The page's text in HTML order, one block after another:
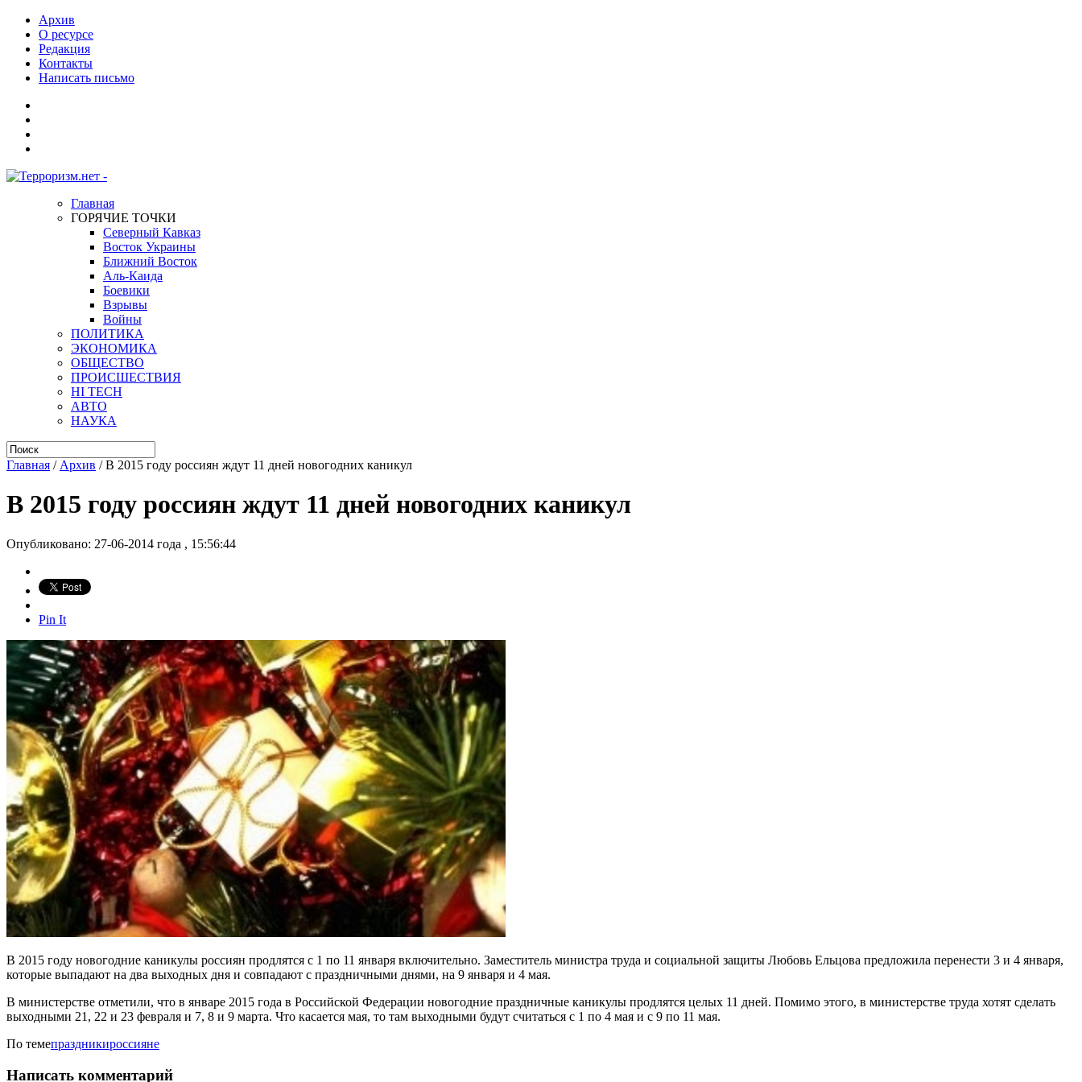
Архив
О ресурсе
Редакция
Контакты
Написать письмо
Главная
ГОРЯЧИЕ ТОЧКИ
Северный Кавказ
Восток Украины
Ближний Восток
Аль-Каида
Боевики
Взрывы
Войны
ПОЛИТИКА
ЭКОНОМИКА
ОБЩЕСТВО
ПРОИСШЕСТВИЯ
HI TECH
АВТО
НАУКА
Главная / Архив /В 2015 году россиян ждут 11 дней новогодних каникул
В 2015 году россиян ждут 11 дней новогодних каникул
Опубликовано: 27-06-2014 года , 15:56:44
Pin It
В 2015 году новогодние каникулы россиян продлятся с 1 по 11 января включительно. Заместитель министра труда и социальной защиты Любовь Ельцова предложила перенести 3 и 4 января,
которые выпадают на два выходных дня и совпадают с праздничными днями, на 9 января и 4 мая.
В министерстве отметили, что в январе 2015 года в Российской Федерации новогодние праздничные каникулы продлятся целых 11 дней. Помимо этого, в министерстве труда хотят сделать
выходными 21, 22 и 23 февраля и 7, 8 и 9 марта. Что касается мая, то там выходными будут считаться с 1 по 4 мая и с 9 по 11 мая.
По темепраздникироссияне
Написать комментарий